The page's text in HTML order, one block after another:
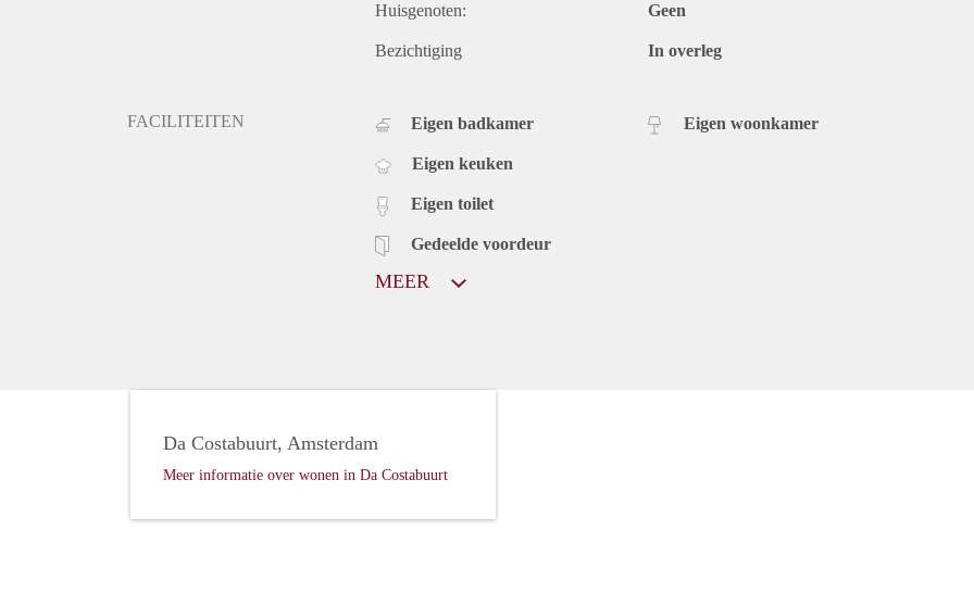
Huisgenoten: Geen
Bezichtiging In overleg
FACILITEITEN Eigen badkamer
Eigen keuken
Eigen toilet
Gedeelde voordeur
Eigen woonkamer
MEER
Da Costabuurt, Amsterdam
Meer informatie over wonen in Da Costabuurt